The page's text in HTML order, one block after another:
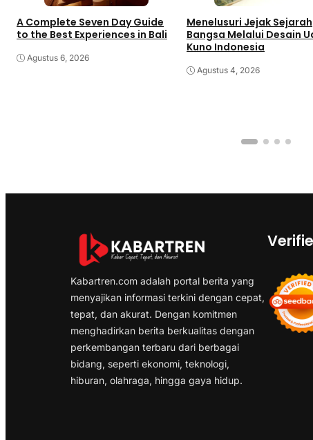
A Complete Seven Day Guide
to the Best Experiences in Bali
Agustus 6, 2026
Menelusuri Jejak Sejarah
Bangsa Melalui Desain
Kuno Indonesia
Agustus 4, 2026
Kabartren.com adalah portal berita yang
menyajikan informasi terkini dengan cepat,
tepat, dan akurat. Dengan komitmen
menghadirkan berita berkualitas dengan
perkembangan terbaru dari berbagai
bidang, seperti ekonomi, teknologi,
hiburan, olahraga, hingga gaya hidup.